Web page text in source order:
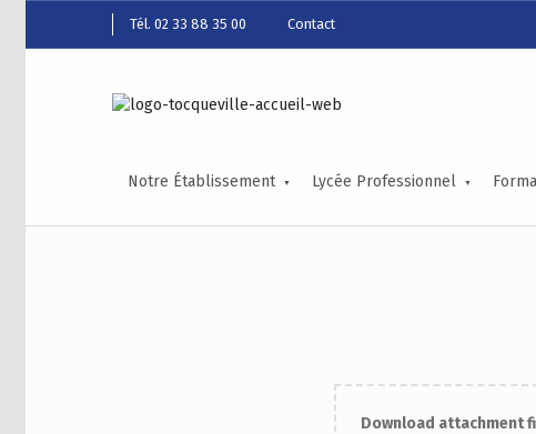
Notre Établissement Lycée Professionnel
Tél. 02 33 88 35 00 Contact
Download attachment